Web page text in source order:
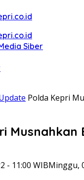
Siber
Polda Kepri
- 11:00 WIBMinggu,